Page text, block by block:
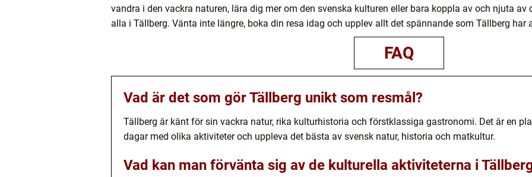
vandra i den vackra naturen, lära dig mer om den svenska kulturen eller bara koppla av och njuta
alla i Tällberg. Vänta inte längre, boka din resa idag och upplev allt det spännande som Tällberg har
FAQ
Vad är det som gör Tällberg unikt som resmål?
Tällberg är känt för sin vackra natur, rika kulturhistoria och förstklassiga gastronomi. Det är en
dagar med olika aktiviteter och uppleva det bästa av svensk natur, historia och matkultur.
Vad kan man förvänta sig av de kulturella aktiviteterna i